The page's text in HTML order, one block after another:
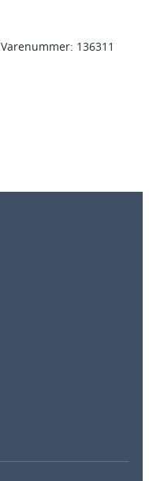
Varenummer: 136311